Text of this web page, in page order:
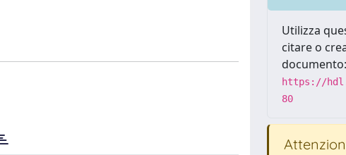
Utilizza
citare o
documento:
https://
80